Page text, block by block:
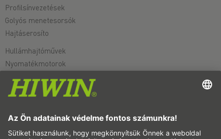
Profilsínvezetések
Golyós menetesorsók
Hajtáserosíto
Hullámhajtóművek
Nyomatékmotorok
Adagolás
Megvilágítás
Automatizálja a